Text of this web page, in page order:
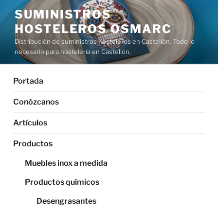
Saltar
al
contenido
SUMINISTROS
HOSTELEROS OSMARC
Distribución de suministros hosteleros en Castellón. Todo lo
necesario para hostelería en Castellón.
Portada
Conózcanos
Artículos
Productos
Muebles inox a medida
Productos químicos
Desengrasantes